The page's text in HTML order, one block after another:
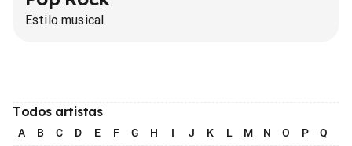
Estilo musical
Todos artistas
A B C D E F G H I J K L M N O P Q